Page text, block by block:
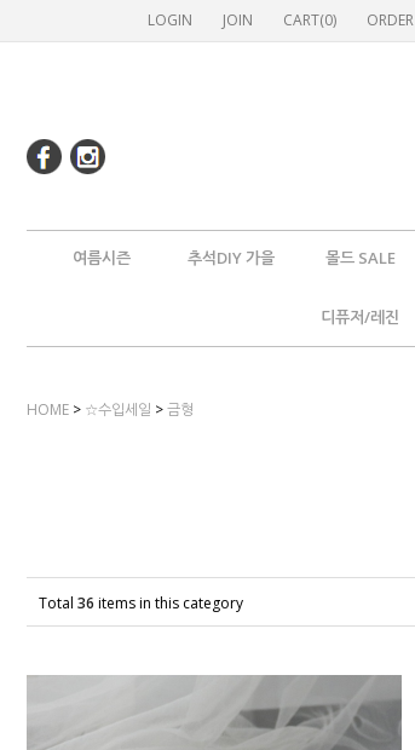
LOGIN JOIN CART(0) ORDER
여름시즌 추석DIY 가을 몰드 SALE
디퓨저/레진
HOME > ☆수입세일 >금형
Total 36 items in this category